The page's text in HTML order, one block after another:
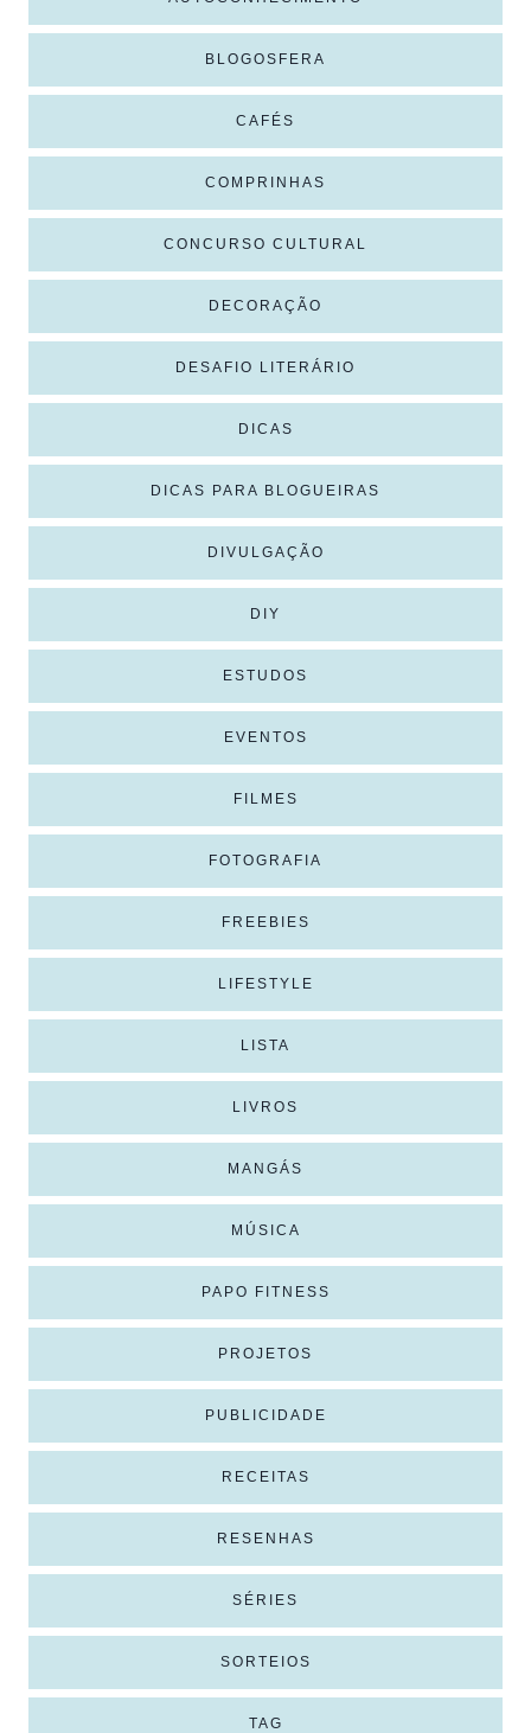
BLOGOSFERA
CAFÉS
COMPRINHAS
CONCURSO CULTURAL
DECORAÇÃO
DESAFIO LITERÁRIO
DICAS
DICAS PARA BLOGUEIRAS
DIVULGAÇÃO
DIY
ESTUDOS
EVENTOS
FILMES
FOTOGRAFIA
FREEBIES
LIFESTYLE
LISTA
LIVROS
MANGÁS
MÚSICA
PAPO FITNESS
PROJETOS
PUBLICIDADE
RECEITAS
RESENHAS
SÉRIES
SORTEIOS
TAG